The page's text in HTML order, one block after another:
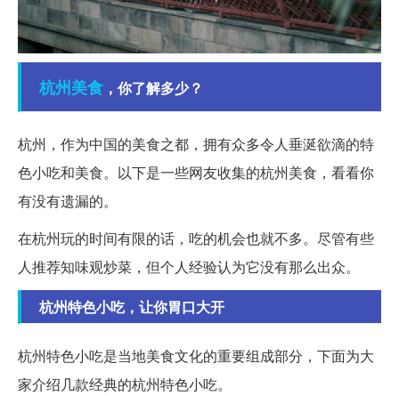
杭州美食 ，你了解多少？
杭州，作为中国的美食之都，拥有众多令人垂涎欲滴的特
色小吃和美食。以下是一些网友收集的杭州美食，看看你
有没有遗漏的。
在杭州玩的时间有限的话，吃的机会也就不多。尽管有些
人推荐知味观炒菜，但个人经验认为它没有那么出众。
杭州特色小吃，让你胃口大开
杭州特色小吃是当地美食文化的重要组成部分，下面为大
家介绍几款经典的杭州特色小吃。